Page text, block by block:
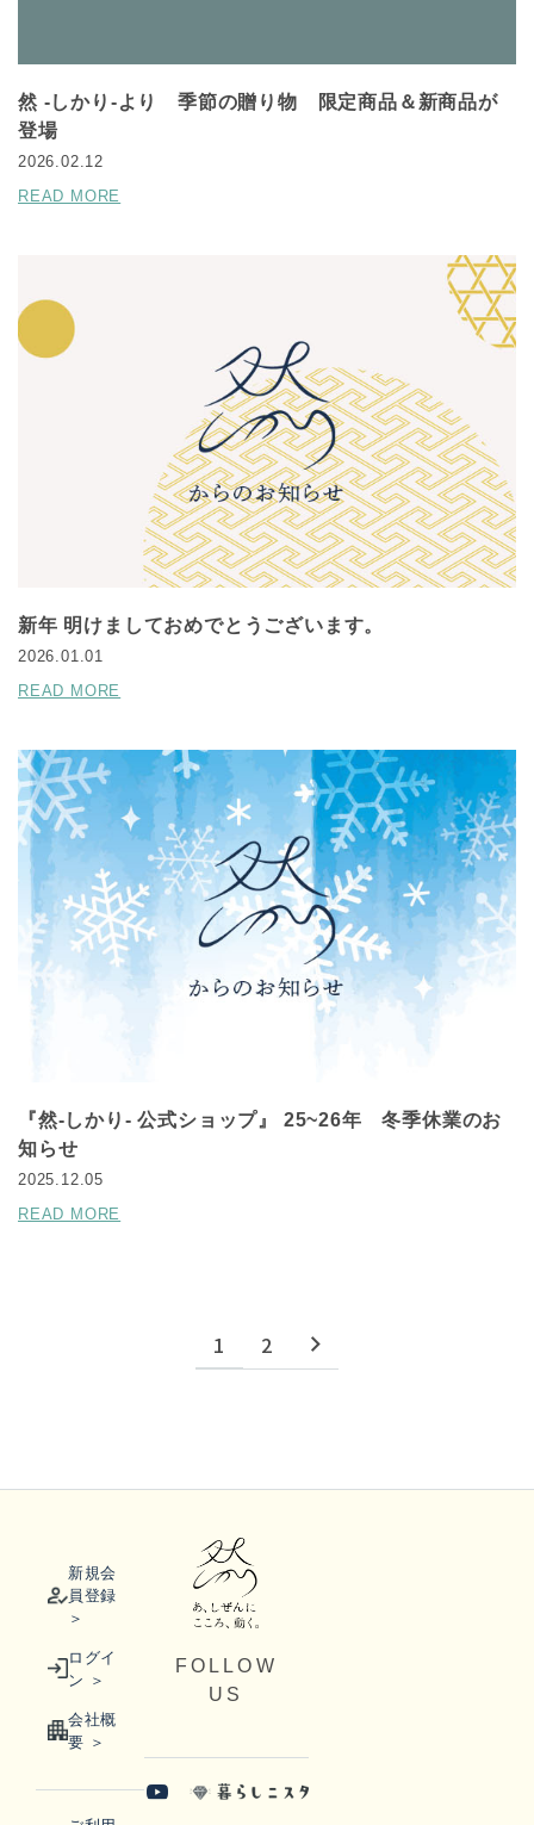
然 -しかり-より 季節の贈り物 限定商品＆新商品が
登場
2026.02.12
READ MORE
新年 明けましておめでとうございます。
2026.01.01
READ MORE
『然-しかり- 公式ショップ』 25~26年 冬季休業のお
知らせ
2025.12.05
READ MORE
1 2
FOLLOW
US
新規会
員登録
＞
ログイ
ン ＞
会社概
要 ＞